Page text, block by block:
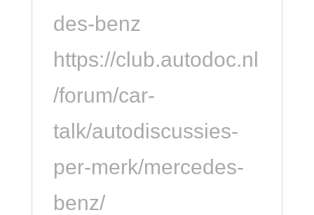
des-benz
https://club.autodoc.nl
/forum/car-
talk/autodiscussies-
per-merk/mercedes-
benz/